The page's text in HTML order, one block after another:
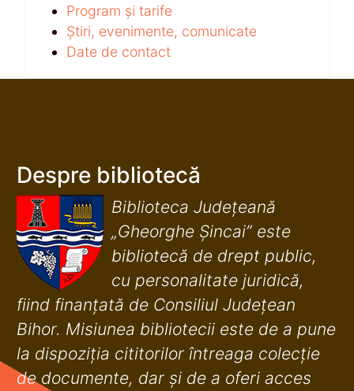
Program și tarife
Știri, evenimente, comunicate
Date de contact
Despre bibliotecă
Biblioteca Județeană
„Gheorghe Șincai” este
bibliotecă de drept public,
cu personalitate juridică,
fiind finanţată de Consiliul Judeţean
Bihor. Misiunea bibliotecii este de a pune
la dispoziţia cititorilor întreaga colecţie
de documente, dar şi de a oferi acces